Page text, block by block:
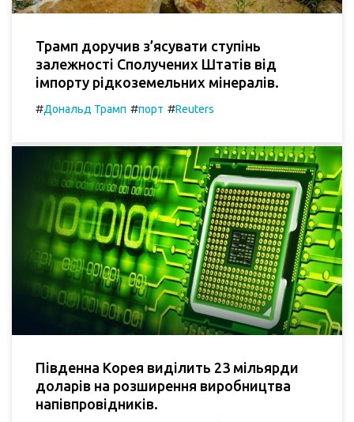
Трамп доручив з’ясувати ступінь
залежності Сполучених Штатів від
імпорту рідкоземельних мінералів.
#Дональд Трамп #порт #Reuters
Південна Корея виділить 23 мільярди
доларів на розширення виробництва
напівпровідників.